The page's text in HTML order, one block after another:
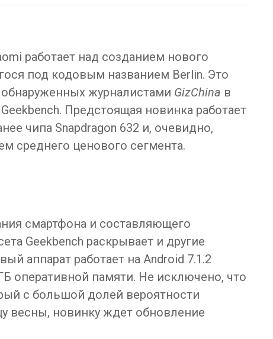
работает над созданием нового
под кодовым названием Berlin. Это
журналистами GizChina в
Предстоящая новинка работает
чипа Snapdragon 632 и, очевидно,
среднего ценового сегмента.
смартфона и составляющего
Geekbench раскрывает и другие
аппарат работает на Android 7.1.2
оперативной памяти. Не исключено, что
с большой долей вероятности
весны, новинку ждет обновление